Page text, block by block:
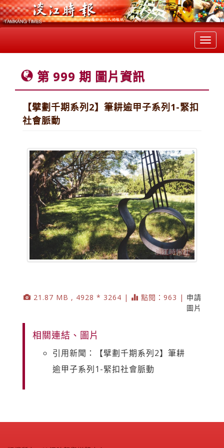
第 999 期 圖片資訊
【擘劃千期系列2】筆耕逾甲子系列1-緊扣
社會脈動
21.87 MB , 4928 * 3264 | 點閱：963 | 申請
圖片
相關連結、圖片
引用新聞：【擘劃千期系列2】筆耕
逾甲子系列1-緊扣社會脈動